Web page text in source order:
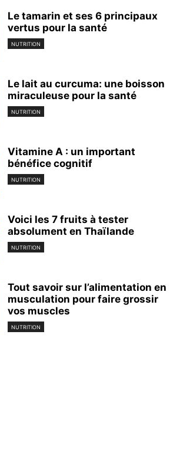
Le tamarin et ses 6 principaux
vertus pour la santé
NUTRITION
Le lait au curcuma: une boisson
miraculeuse pour la santé
NUTRITION
Vitamine A : un important
bénéfice cognitif
NUTRITION
Voici les 7 fruits à tester
absolument en Thaïlande
NUTRITION
Tout savoir sur l’alimentation en
musculation pour faire grossir
vos muscles
NUTRITION